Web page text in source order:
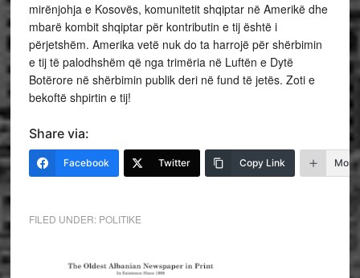
mirënjohja e Kosovës, komunitetit shqiptar në Amerikë dhe
mbarë kombit shqiptar për kontributin e tij është i
përjetshëm. Amerika vetë nuk do ta harrojë për shërbimin
e tij të palodhshëm që nga trimëria në Luftën e Dytë
Botërore në shërbimin publik deri në fund të jetës. Zoti e
bekoftë shpirtin e tij!
Share via:
Facebook Twitter Copy Link More
FILED UNDER: POLITIKE